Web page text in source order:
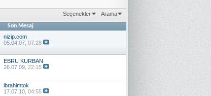
Seçenekler Arama
Son Mesaj
nizip.com
05.04.07, 07:28
EBRU KURBAN
26.07.09, 22:15
ibrahimtok
17.07.10, 04:55